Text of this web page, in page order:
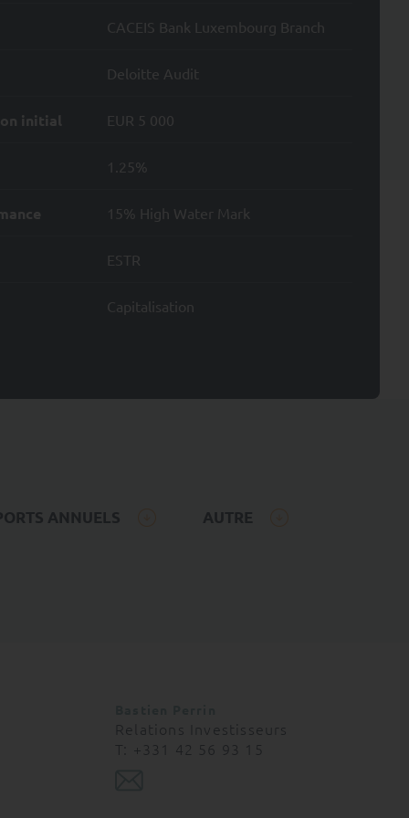
CACEIS Bank Luxembourg Branch
Deloitte Audit
initial EUR 5 000
1.25%
15% High Water Mark
ESTR
Capitalisation
ANNUELS AUTRE
Relations Investisseurs
T: +331 42 56 93 15
achats et des ventes
des
Suisse.
ou partiellement
pour la
investisseurs